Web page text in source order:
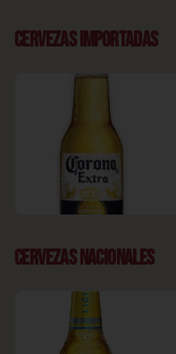
CERVEZAS IMPORTADAS
CERVEZAS NACIONALES